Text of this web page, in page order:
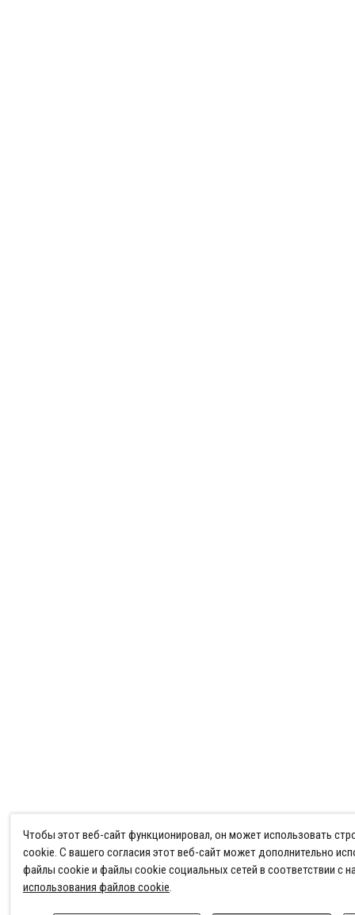
Чтобы этот веб-сайт функционировал, он может использовать
cookie. С вашего согласия этот веб-сайт может дополнительно
файлы cookie и файлы cookie социальных сетей в соответствии с
использования файлов cookie